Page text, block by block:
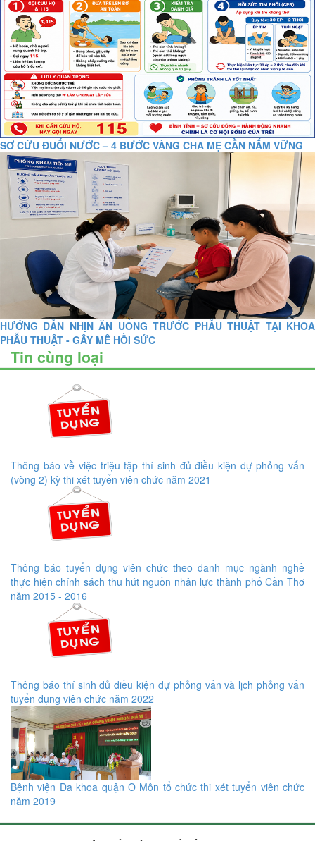
SƠ CỨU ĐUỐI NƯỚC – 4 BƯỚC VÀNG CHA MẸ CẦN NẮM VỮNG
HƯỚNG DẪN NHỊN ĂN UỐNG TRƯỚC PHẪU THUẬT TẠI KHOA
PHẪU THUẬT - GÂY MÊ HỒI SỨC
Tin cùng loại
Thông báo về việc triệu tập thí sinh đủ điều kiện dự phỏng vấn
(vòng 2) kỳ thi xét tuyển viên chức năm 2021
Thông báo tuyển dụng viên chức theo danh mục ngành nghề
thực hiện chính sách thu hút nguồn nhân lực thành phố Cần Thơ
năm 2015 - 2016
Thông báo thí sinh đủ điều kiện dự phỏng vấn và lịch phỏng vấn
tuyển dụng viên chức năm 2022
Bệnh viện Đa khoa quận Ô Môn tổ chức thi xét tuyển viên chức
năm 2019